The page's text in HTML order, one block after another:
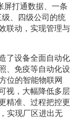
屏打通数据、一条
、四级公司的统
联动，实现管理与
了设备全面自动化
、免疫等自动化设
位的智能物联网
视，大幅降低多层
精准、过程把控更
实现厂区进出无